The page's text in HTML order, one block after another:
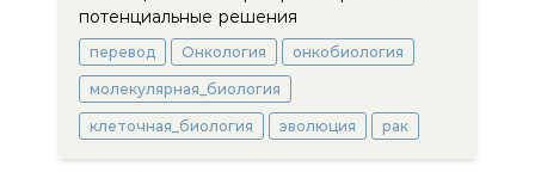
потенциальные решения
перевод Онкология онкобиология
молекулярная_биология
клеточная_биология эволюция рак